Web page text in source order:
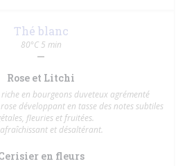
Thé blanc
80°C 5 min
Rose et Litchi
en bourgeons duveteux agrémenté
développant en tasse des notes subtiles
fleuries et fruitées.
et désaltérant.
en fleurs